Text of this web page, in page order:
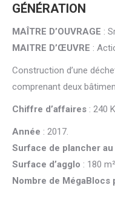
GÉNÉRATION
MAÎTRE D’OUVRAGE :
MAITRE D’ŒUVRE :
Construction d’une
comprenant deux
Chiffre d’affaires : 240
Année : 2017.
Surface de plancher au
Surface d’agglo : 180
Nombre de MégaBlocs